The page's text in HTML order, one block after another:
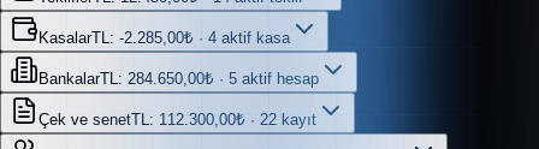
KasalarTL: -2.285,00₺ · 4 aktif kasa
BankalarTL: 284.650,00₺ · 5 aktif hesap
Çek ve senetTL: 112.300,00₺ · 22 kayıt